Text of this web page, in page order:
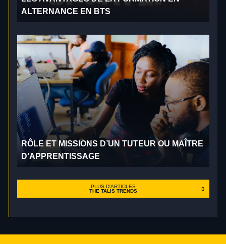
ALTERNANCE EN BTS
RÔLE ET MISSIONS D’UN TUTEUR OU MAÎTRE
D’APPRENTISSAGE
PLUS D'ARTICLES
THE TALIS TRENDS